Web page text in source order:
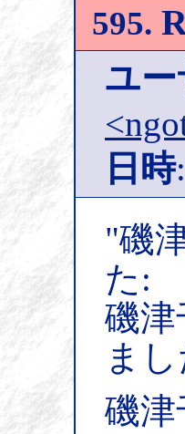
595.
ユー
日時
"磯
た:
磯
まし
磯津